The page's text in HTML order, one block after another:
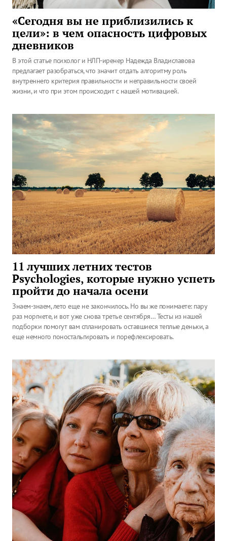
«Сегодня вы не приблизились к
цели»: в чем опасность цифровых
дневников
В этой статье психолог и НЛП-иренер Надежда Владиславова
предлагает разобраться, что значит отдать алгоритму роль
внутреннего критерия правильности и неправильности своей
жизни, и что при этом происходит с нашей мотивацией.
11 лучших летних тестов
Psychologies, которые нужно успеть
пройти до начала осени
Знаем-знаем, лето еще не закончилось. Но вы же понимаете: пару
раз моргнете, и вот уже снова третье сентября… Тесты из нашей
подборки помогут вам спланировать оставшиеся теплые деньки, а
еще немного поностальгировать и порефлексировать.